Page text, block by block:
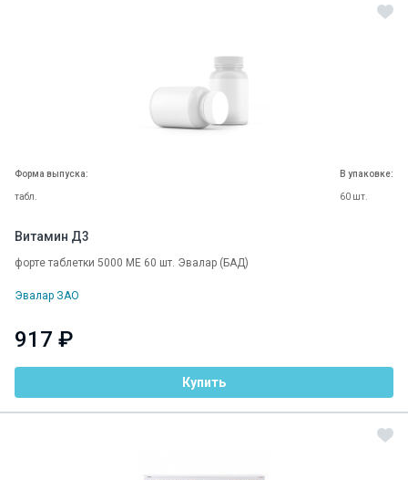
Форма выпуска:
табл.
В упаковке:
60 шт.
Витамин Д3
форте таблетки 5000 МЕ 60 шт. Эвалар (БАД)
Эвалар ЗАО
917 ₽
Купить